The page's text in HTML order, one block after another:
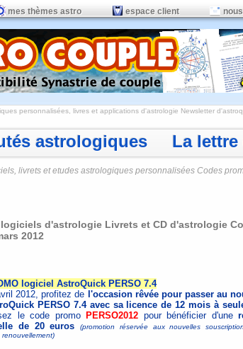
mes thèmes astro espace client
personnalisées, livres et applications d'astrologie Newsletter
astrologiques La lettre
livrets et etudes astrologiques personnalisées Codes
d'astrologie Livrets et CD d'astrologie
2012
logiciel AstroQuick PERSO 7.4
2012, profitez de l'occasion rêvée pour passer au
PERSO 7.4 avec sa licence de 12 mois à
le code promo PERSO2012 pour bénéficier d'une
de 20 euros
(promotion réservée aux nouvelles